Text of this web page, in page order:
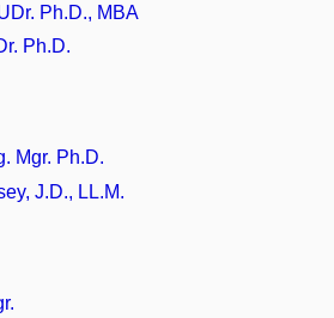
Ph.D., MBA
Ph.D.
Mgr. Ph.D.
J.D., LL.M.